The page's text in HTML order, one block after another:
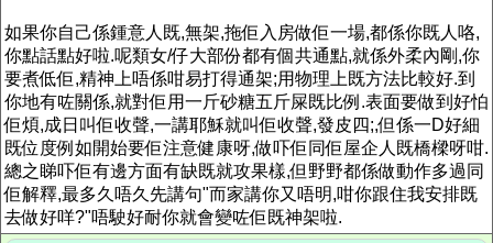
如果你自己係鍾意人既,無架,拖佢入房做佢一場,都係你既人咯,
你點話點好啦.呢類女/仔大部份都有個共通點,就係外柔內剛,你
要煮低佢,精神上唔係咁易打得通架;用物理上既方法比較好.到
你地有咗關係,就對佢用一斤砂糖五斤屎既比例.表面要做到好怕
佢煩,成日叫佢收聲,一講耶穌就叫佢收聲,發皮四;,但係一D好細
既位度例如開始要佢注意健康呀,做吓佢同佢屋企人既橋樑呀咁.
總之睇吓佢有邊方面有缺既就攻果樣,但野野都係做動作多過同
佢解釋,最多久唔久先講句"而家講你又唔明,咁你跟住我安排既
去做好咩?"唔駛好耐你就會變咗佢既神架啦.